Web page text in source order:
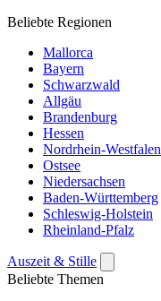
Beliebte Regionen
Mallorca
Bayern
Schwarzwald
Allgäu
Brandenburg
Hessen
Nordrhein-Westfalen
Ostsee
Niedersachsen
Baden-Württemberg
Schleswig-Holstein
Rheinland-Pfalz
Auszeit & Stille
Beliebte Themen